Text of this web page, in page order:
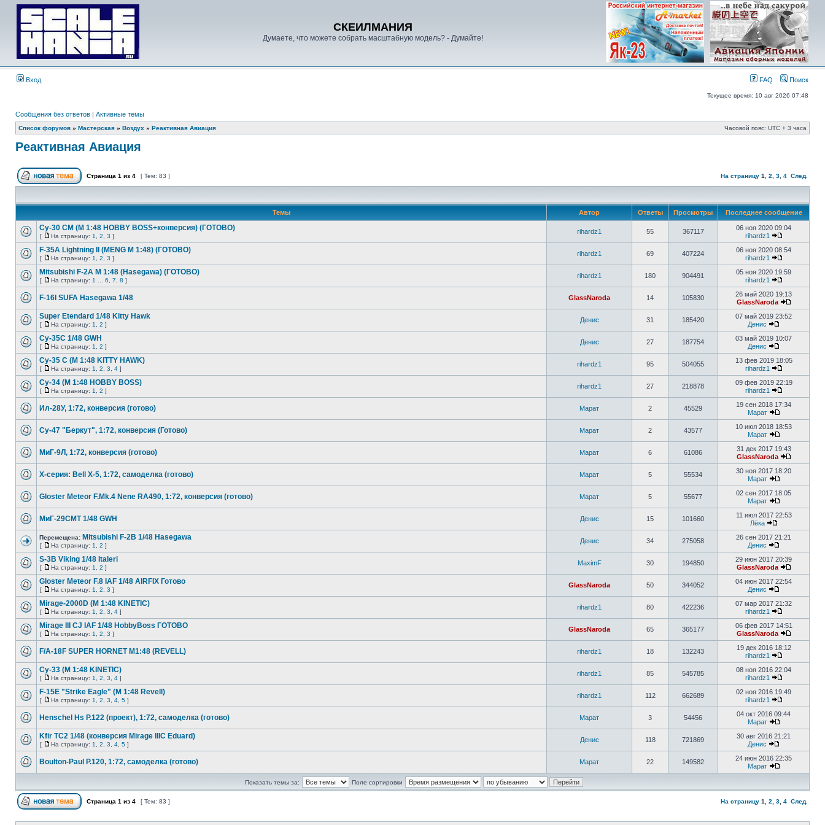
СКЕИЛМАНИЯ
Думаете, что можете собрать масштабную модель? - Думайте!
Вход FAQ Поиск
Текущее время: 10 авг 2026 07:48
Сообщения без ответов | Активные темы
Список форумов » Мастерская » Воздух » Реактивная Авиация Часовой пояс: UTC + 3 часа
Реактивная Авиация
Страница 1 из 4 [ Тем: 83 ] На страницу 1 2 3 4 След.
Темы Автор Ответы Просмотры Последнее сообщение
Су-30 СМ (М 1:48 HOBBY BOSS+конверсия) (ГОТОВО)
[ На страницу: 1 2 3 ]
rihardz1 55 367117
06 ноя 2020 09:04
rihardz1
F-35A Lightning II (MENG M 1:48) (ГОТОВО)
[ На страницу: 1 2 3 ]
rihardz1 69 407224
06 ноя 2020 08:54
rihardz1
Mitsubishi F-2A М 1:48 (Hasegawa) (ГОТОВО)
[ На страницу: 1 6 7 8 ]
rihardz1 180 904491
05 ноя 2020 19:59
rihardz1
F-16I SUFA Hasegawa 1/48 GlassNaroda 14 105830
26 май 2020 19:13
GlassNaroda
Super Etendard 1/48 Kitty Hawk
[ На страницу: 1 2 ]
Денис 31 185420
07 май 2019 23:52
Денис
Су-35С 1/48 GWH
[ На страницу: 1 2 ]
Денис 27 187754
03 май 2019 10:07
Денис
Су-35 С (М 1:48 KITTY HAWK)
[ На страницу: 1 2 3 4 ]
rihardz1 95 504055
13 фев 2019 18:05
rihardz1
Су-34 (М 1:48 HOBBY BOSS)
[ На страницу: 1 2 ]
rihardz1 27 218878
09 фев 2019 22:19
rihardz1
Ил-28У, 1:72, конверсия (готово) Марат 2 45529
19 сен 2018 17:34
Марат
Су-47 "Беркут", 1:72, конверсия (Готово) Марат 2 43577
10 июл 2018 18:53
Марат
МиГ-9Л, 1:72, конверсия (готово) Марат 6 61086
31 дек 2017 19:43
GlassNaroda
Х-серия: Bell X-5, 1:72, самоделка (готово) Марат 5 55534
30 ноя 2017 18:20
Марат
Gloster Meteor F.Mk.4 Nene RA490, 1:72, конверсия (готово) Марат 5 55677
02 сен 2017 18:05
Марат
МиГ-29СМТ 1/48 GWH Денис 15 101660
11 июл 2017 22:53
Лёка
Перемещена: Mitsubishi F-2В 1/48 Hasegawa
[ На страницу: 1 2 ]
Денис 34 275058
26 сен 2017 21:21
Денис
S-3B Viking 1/48 Italeri
[ На страницу: 1 2 ]
MaximF 30 194850
29 июн 2017 20:39
GlassNaroda
Gloster Meteor F.8 IAF 1/48 AIRFIX Готово
[ На страницу: 1 2 3 ]
GlassNaroda 50 344052
04 июн 2017 22:54
Денис
Mirage-2000D (M 1:48 KINETIC)
[ На страницу: 1 2 3 4 ]
rihardz1 80 422236
07 мар 2017 21:32
rihardz1
Mirage III CJ IAF 1/48 HobbyBoss ГОТОВО
[ На страницу: 1 2 3 ]
GlassNaroda 65 365177
06 фев 2017 14:51
GlassNaroda
F/A-18F SUPER HORNET M1:48 (REVELL) rihardz1 18 132243
19 дек 2016 18:12
rihardz1
Су-33 (M 1:48 KINETIC)
[ На страницу: 1 2 3 4 ]
rihardz1 85 545785
08 ноя 2016 22:04
rihardz1
F-15E "Strike Eagle" (М 1:48 Revell)
[ На страницу: 1 2 3 4 5 ]
rihardz1 112 662689
02 ноя 2016 19:49
rihardz1
Henschеl Hs P.122 (проект), 1:72, самоделка (готово) Марат 3 54456
04 окт 2016 09:44
Марат
Kfir TC2 1/48 (конверсия Mirage IIIC Eduard)
[ На страницу: 1 2 3 4 5 ]
Денис 118 721869
30 авг 2016 21:21
Денис
Boulton-Paul P.120, 1:72, самоделка (готово) Марат 22 149582
24 июн 2016 22:35
Марат
Показать темы за: Поле сортировки
Страница 1 из 4 [ Тем: 83 ] На страницу 1 2 3 4 След.